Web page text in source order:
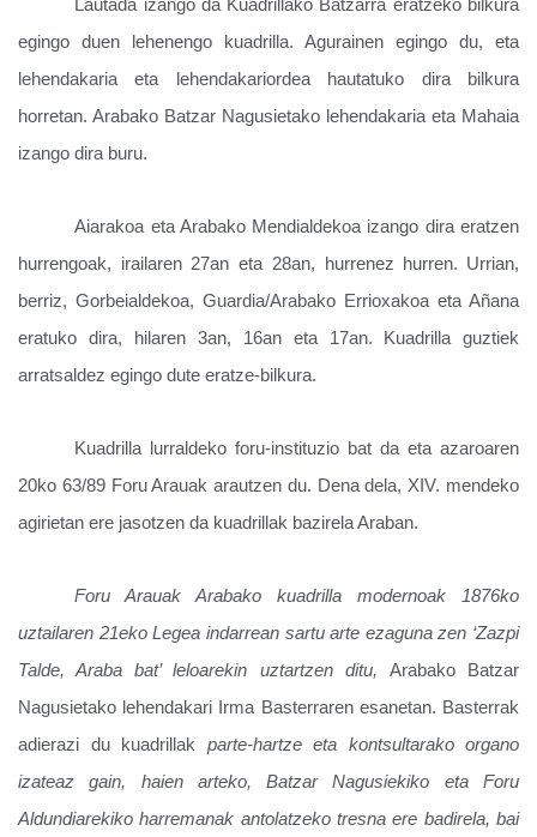
Lautada izango da Kuadrillako Batzarra eratzeko bilkura
egingo duen lehenengo kuadrilla. Agurainen egingo du, eta
lehendakaria eta lehendakariordea hautatuko dira bilkura
horretan. Arabako Batzar Nagusietako lehendakaria eta Mahaia
izango dira buru.
Aiarakoa eta Arabako Mendialdekoa izango dira eratzen
hurrengoak, irailaren 27an eta 28an, hurrenez hurren. Urrian,
berriz, Gorbeialdekoa, Guardia/Arabako Errioxakoa eta Añana
eratuko dira, hilaren 3an, 16an eta 17an.
Kuadrilla guztiek
arratsaldez egingo dute eratze-bilkura.
Kuadrilla lurraldeko foru-instituzio bat da eta azaroaren
20ko 63/89 Foru Arauak arautzen du. Dena dela, XIV. mendeko
agirietan ere jasotzen da kuadrillak bazirela Araban.
Foru Arauak Arabako kuadrilla modernoak 1876ko
uztailaren 21eko Legea indarrean sartu arte ezaguna zen ‘Zazpi
Talde, Araba bat’ leloarekin uztartzen ditu, Arabako Batzar
Nagusietako lehendakari Irma Basterraren esanetan. Basterrak
adierazi du kuadrillak parte-hartze eta kontsultarako organo
izateaz gain, haien arteko, Batzar Nagusiekiko eta Foru
Aldundiarekiko harremanak antolatzeko tresna ere badirela, bai